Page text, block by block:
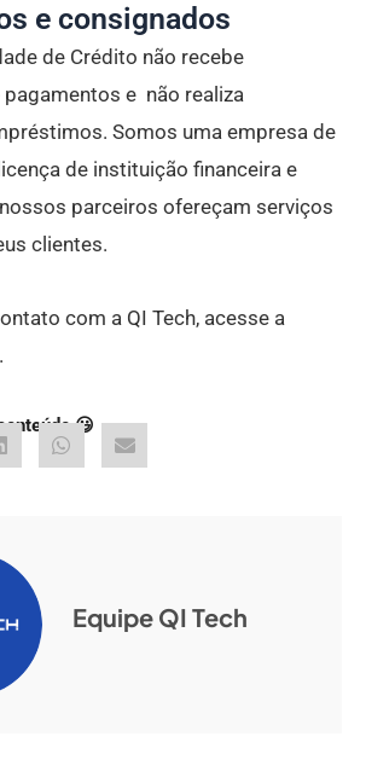
e consignados
de Crédito não recebe
e não realiza
Somos uma empresa de
de instituição financeira e
parceiros ofereçam serviços
clientes.
com a QI Tech, acesse a
.
😃
Equipe QI Tech